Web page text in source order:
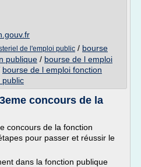
de l'emploi public / bourse
publique / bourse de l emploi
bourse de l emploi fonction
public
concours de la
concours de la fonction
pour passer et réussir le
dans la fonction publique